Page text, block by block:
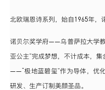
北欧瑞恩诗系列，始自1965年，
诺贝尔奖学府——乌普萨拉大学教
亚公主”完成梦想，不计成本，
——“极地蓝碧玺”作为导体，优
研发、生产订制美颜圣品。